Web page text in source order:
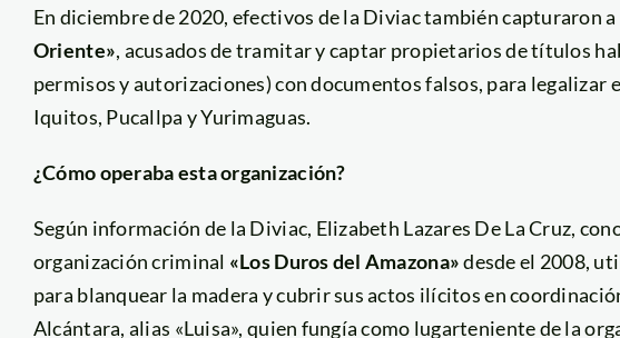
En diciembre de 2020, efectivos de la Diviac también capturaron a
Oriente», acusados de tramitar y captar propietarios de títulos
permisos y autorizaciones) con documentos falsos, para
Iquitos, Pucallpa y Yurimaguas.
¿Cómo operaba esta organización?
Según información de la Diviac, Elizabeth Lazares De La Cruz,
organización criminal «Los Duros del Amazona»desde el 2008,
para blanquear la madera y cubrir sus actos ilícitos en
Alcántara, alias «Luisa», quien fungía como lugarteniente de la